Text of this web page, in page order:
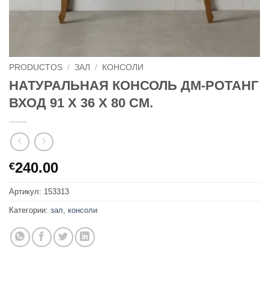
PRODUCTOS / ЗАЛ / КОНСОЛИ
НАТУРАЛЬНАЯ КОНСОЛЬ ДМ-РОТАНГ
ВХОД 91 Х 36 Х 80 СМ.
€240.00
Артикул: 153313
Категории: зал, консоли